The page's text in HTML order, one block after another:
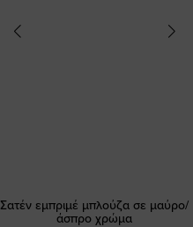
Σατέν εμπριμέ μπλούζα σε μαύρο/
άσπρο χρώμα